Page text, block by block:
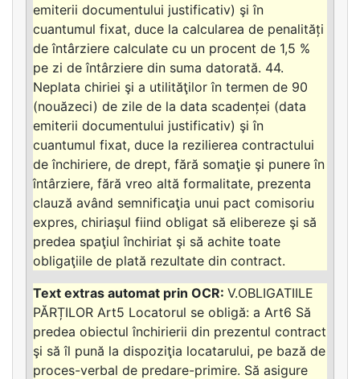
emiterii documentului justificativ) şi în
cuantumul fixat, duce la calcularea de penalități
de întârziere calculate cu un procent de 1,5 %
pe zi de întârziere din suma datorată. 44.
Neplata chiriei şi a utilităţilor în termen de 90
(nouăzeci) de zile de la data scadenței (data
emiterii documentului justificativ) şi în
cuantumul fixat, duce la rezilierea contractului
de închiriere, de drept, fără somaţie şi punere în
întârziere, fără vreo altă formalitate, prezenta
clauză având semnificaţia unui pact comisoriu
expres, chiriaşul fiind obligat să elibereze şi să
predea spaţiul închiriat şi să achite toate
obligaţiile de plată rezultate din contract.
V.OBLIGATIILE
PĂRȚILOR Art5 Locatorul se obligă: a Art6 Să
predea obiectul închirierii din prezentul contract
şi să îl pună la dispoziţia locatarului, pe bază de
proces-verbal de predare-primire. Să asigure